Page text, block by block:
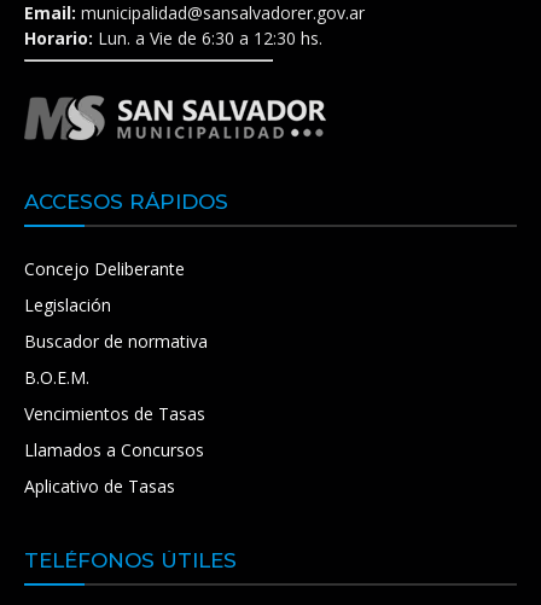
Email: municipalidad@sansalvadorer.gov.ar
Horario: Lun. a Vie de 6:30 a 12:30 hs.
ACCESOS RÁPIDOS
Concejo Deliberante
Legislación
Buscador de normativa
B.O.E.M.
Vencimientos de Tasas
Llamados a Concursos
Aplicativo de Tasas
TELÉFONOS ÚTILES